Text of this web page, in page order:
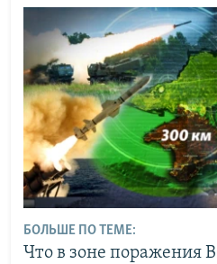
БОЛЬШЕ ПО ТЕМЕ:
Что в зоне поражения